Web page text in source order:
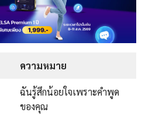
ความหมาย
ฉันรู้สึกน้อยใจเพราะคำพูด
ของคุณ